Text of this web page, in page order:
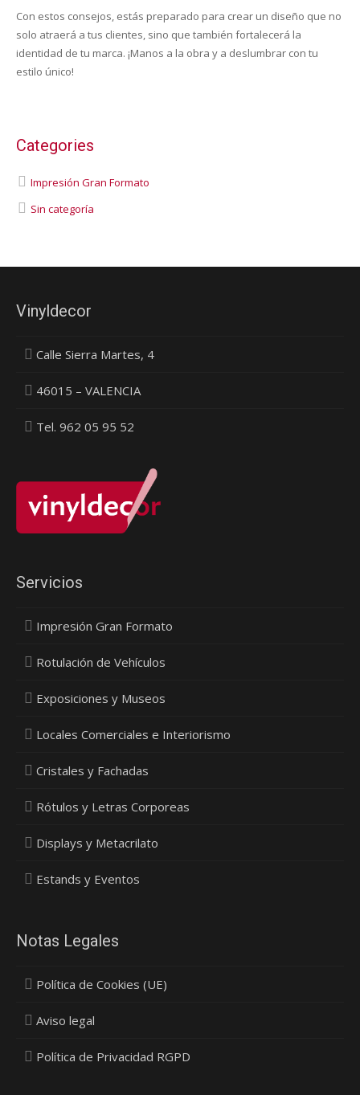
Con estos consejos, estás preparado para crear un diseño que no
solo atraerá a tus clientes, sino que también fortalecerá la
identidad de tu marca. ¡Manos a la obra y a deslumbrar con tu
estilo único!
Categories
Impresión Gran Formato
Sin categoría
Vinyldecor
Calle Sierra Martes, 4
46015 – VALENCIA
Tel. 962 05 95 52
Servicios
Impresión Gran Formato
Rotulación de Vehículos
Exposiciones y Museos
Locales Comerciales e Interiorismo
Cristales y Fachadas
Rótulos y Letras Corporeas
Displays y Metacrilato
Estands y Eventos
Notas Legales
Política de Cookies (UE)
Aviso legal
Política de Privacidad RGPD